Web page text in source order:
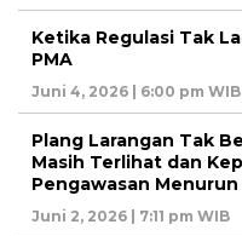
Ketika Regulasi Tak
PMA
Juni 4, 2026 | 6:00 pm WIB
Plang Larangan Tak
Masih Terlihat dan
Pengawasan Menurun
Juni 2, 2026 | 7:11 pm WIB